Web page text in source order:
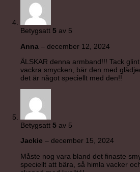
Betygsatt 5 av 5
Anna – december 12, 2024
ÄLSKAR denna armband!!! Tack
vackra smycken, bär den med
det är något speciellt med den!!
Betygsatt 5 av 5
Jackie – december 15, 2024
Måste nog vara bland det finaste
speciellt att bära, så himla vacker